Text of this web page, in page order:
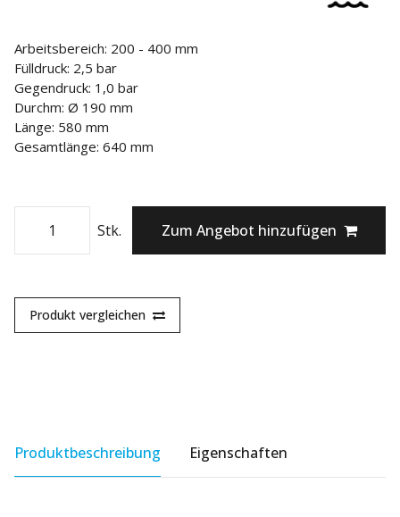
Arbeitsbereich: 200 - 400 mm
Fülldruck: 2,5 bar
Gegendruck: 1,0 bar
Durchm: Ø 190 mm
Länge: 580 mm
Gesamtlänge: 640 mm
Stk. Zum Angebot hinzufügen
Produkt vergleichen
Produktbeschreibung Eigenschaften